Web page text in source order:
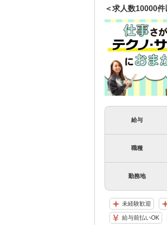
＜求人数10000
給与
職種
勤務地
未経験歓迎
給与前払いOK